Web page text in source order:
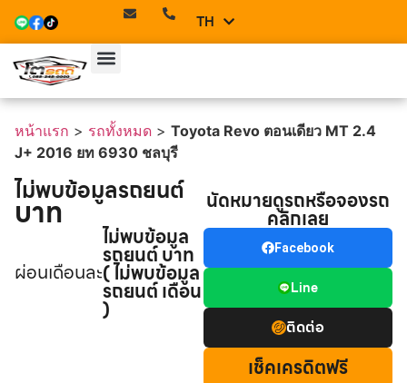
TH
EN
หน้าแรก > รถทั้งหมด > Toyota Revo ตอนเดียว MT 2.4
J+ 2016 ยท 6930 ชลบุรี
ไม่พบข้อมูลรถยนต์
บาท
ผ่อนเดือนละ
ไม่พบข้อมูล
รถยนต์ บาท
( ไม่พบข้อมูล
รถยนต์ เดือน
)
นัดหมายดูรถหรือจองรถ
คลิกเลย
Facebook
Line
ติดต่อ
เช็คเครดิตฟรี